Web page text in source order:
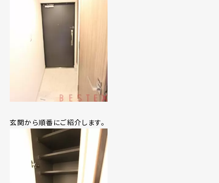
玄関から順番にご紹介します。